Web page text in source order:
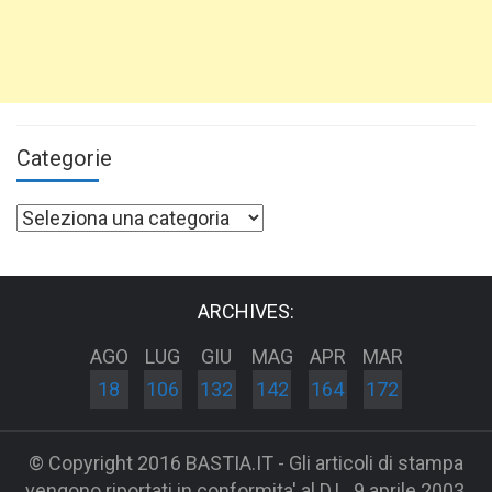
Categorie
Categorie
ARCHIVES:
AGO
18
LUG
106
GIU
132
MAG
142
APR
164
MAR
172
© Copyright 2016 BASTIA.IT - Gli articoli di stampa